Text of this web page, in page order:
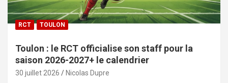
RCT TOULON
Toulon : le RCT officialise son staff pour la
saison 2026-2027+ le calendrier
30 juillet 2026 Nicolas Dupre